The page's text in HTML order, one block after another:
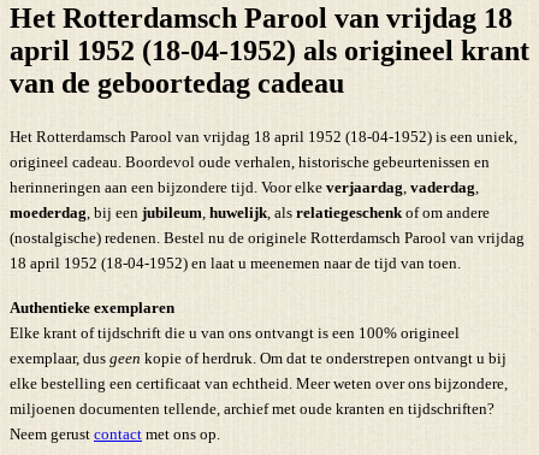
Het Rotterdamsch Parool van vrijdag 18
april 1952 (18-04-1952) als origineel krant
van de geboortedag cadeau
Het Rotterdamsch Parool van vrijdag 18 april 1952 (18-04-1952) is een uniek,
origineel cadeau. Boordevol oude verhalen, historische gebeurtenissen en
herinneringen aan een bijzondere tijd. Voor elke verjaardag vaderdag
moederdag , bij een jubileum huwelijk , als relatiegeschenk of om andere
(nostalgische) redenen. Bestel nu de originele Rotterdamsch Parool van vrijdag
18 april 1952 (18-04-1952) en laat u meenemen naar de tijd van toen.
Authentieke exemplaren
Elke krant of tijdschrift die u van ons ontvangt is een 100% origineel
exemplaar, dus geen kopie of herdruk. Om dat te onderstrepen ontvangt u bij
elke bestelling een certificaat van echtheid. Meer weten over ons bijzondere,
miljoenen documenten tellende, archief met oude kranten en tijdschriften?
Neem gerust contact met ons op.